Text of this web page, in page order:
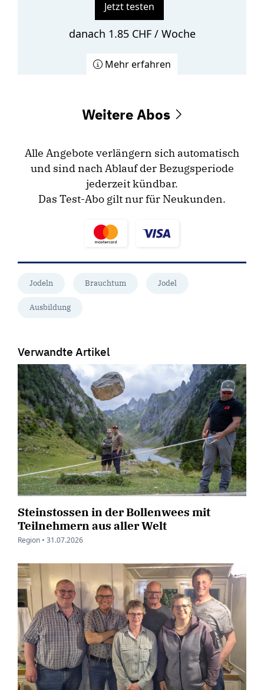
Jetzt testen
danach 1.85 CHF / Woche
Mehr erfahren
Weitere Abos
Alle Angebote verlängern sich automatisch
und sind nach Ablauf der Bezugsperiode
jederzeit kündbar.
Das Test-Abo gilt nur für Neukunden.
Jodeln Brauchtum Jodel
Ausbildung
Verwandte Artikel
Steinstossen in der Bollenwees mit
Teilnehmern aus aller Welt
Region • 31.07.2026